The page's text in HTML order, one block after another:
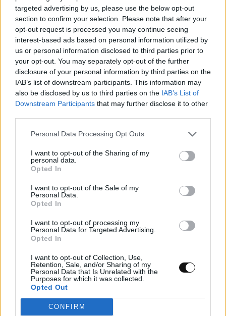
targeted advertising by us, please use the below opt-out
section to confirm your selection. Please note that after your
opt-out request is processed you may continue seeing
interest-based ads based on personal information utilized by
us or personal information disclosed to third parties prior to
your opt-out. You may separately opt-out of the further
disclosure of your personal information by third parties on the
IAB’s list of downstream participants. This information may
also be disclosed by us to third parties on the IAB’s List of
Downstream Participants that may further disclose it to other
Personal Data Processing Opt Outs
I want to opt-out of the Sharing of my
personal data.
Opted In
I want to opt-out of the Sale of my
Personal Data.
Opted In
I want to opt-out of processing my
Personal Data for Targeted Advertising.
Opted In
I want to opt-out of Collection, Use,
Retention, Sale, and/or Sharing of my
Personal Data that Is Unrelated with the
Purposes for which it was collected.
Opted Out
CONFIRM
Κουίζ: Πόσο καλά γνωρίζετε την ελληνική
μυθολογία; Μπορείτε να κάνετε το 3 στα 3;
ΨΥΧΑΓΩΓΊΑ 21:00, 06/08/2026